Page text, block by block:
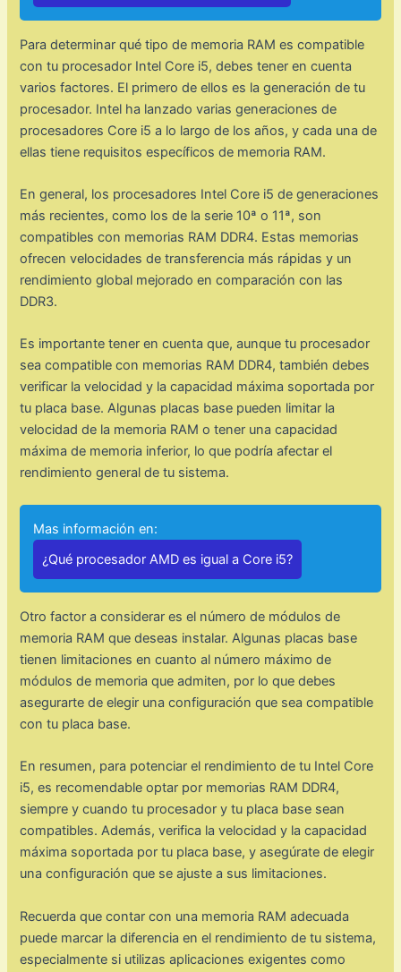
Para determinar qué tipo de memoria RAM es compatible
con tu procesador Intel Core i5, debes tener en cuenta
varios factores. El primero de ellos es la generación de tu
procesador. Intel ha lanzado varias generaciones de
procesadores Core i5 a lo largo de los años, y cada una de
ellas tiene requisitos específicos de memoria RAM.
En general, los procesadores Intel Core i5 de generaciones
más recientes, como los de la serie 10ª o 11ª, son
compatibles con memorias RAM DDR4. Estas memorias
ofrecen velocidades de transferencia más rápidas y un
rendimiento global mejorado en comparación con las
DDR3.
Es importante tener en cuenta que, aunque tu procesador
sea compatible con memorias RAM DDR4, también debes
verificar la velocidad y la capacidad máxima soportada por
tu placa base. Algunas placas base pueden limitar la
velocidad de la memoria RAM o tener una capacidad
máxima de memoria inferior, lo que podría afectar el
rendimiento general de tu sistema.
Mas información en:
¿Qué procesador AMD es igual a Core i5?
Otro factor a considerar es el número de módulos de
memoria RAM que deseas instalar. Algunas placas base
tienen limitaciones en cuanto al número máximo de
módulos de memoria que admiten, por lo que debes
asegurarte de elegir una configuración que sea compatible
con tu placa base.
En resumen, para potenciar el rendimiento de tu Intel Core
i5, es recomendable optar por memorias RAM DDR4,
siempre y cuando tu procesador y tu placa base sean
compatibles. Además, verifica la velocidad y la capacidad
máxima soportada por tu placa base, y asegúrate de elegir
una configuración que se ajuste a sus limitaciones.
Recuerda que contar con una memoria RAM adecuada
puede marcar la diferencia en el rendimiento de tu sistema,
especialmente si utilizas aplicaciones exigentes como